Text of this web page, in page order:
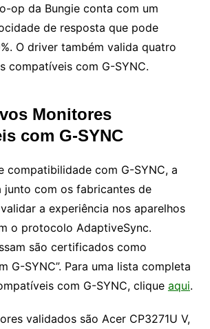
op da Bungie conta com um
de resposta que pode
O driver também valida quatro
compatíveis com G-SYNC.
Monitores
com G-SYNC
compatibilidade com G-SYNC, a
junto com os fabricantes de
a experiência nos aparelhos
o protocolo AdaptiveSync.
são certificados como
G-SYNC”. Para uma lista completa
com G-SYNC, clique aqui.
validados são Acer CP3271U V,